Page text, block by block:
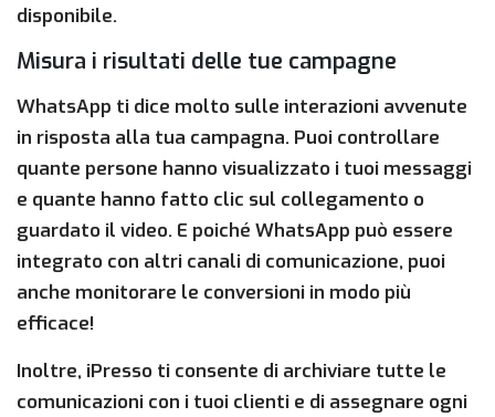
disponibile.
Misura i risultati delle tue campagne
WhatsApp ti dice molto sulle interazioni avvenute
in risposta alla tua campagna. Puoi controllare
quante persone hanno visualizzato i tuoi messaggi
e quante hanno fatto clic sul collegamento o
guardato il video. E poiché WhatsApp può essere
integrato con altri canali di comunicazione, puoi
anche monitorare le conversioni in modo più
efficace!
Inoltre, iPresso ti consente di archiviare tutte le
comunicazioni con i tuoi clienti e di assegnare ogni